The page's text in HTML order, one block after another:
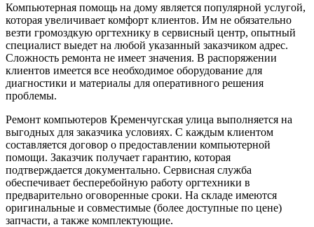
Компьютерная помощь на дому является популярной услугой,
которая увеличивает комфорт клиентов. Им не обязательно
везти громоздкую оргтехнику в сервисный центр, опытный
специалист выедет на любой указанный заказчиком адрес.
Сложность ремонта не имеет значения. В распоряжении
клиентов имеется все необходимое оборудование для
диагностики и материалы для оперативного решения
проблемы.
Ремонт компьютеров Кременчугская улица выполняется на
выгодных для заказчика условиях. С каждым клиентом
составляется договор о предоставлении компьютерной
помощи. Заказчик получает гарантию, которая
подтверждается документально. Сервисная служба
обеспечивает бесперебойную работу оргтехники в
предварительно оговоренные сроки. На складе имеются
оригинальные и совместимые (более доступные по цене)
запчасти, а также комплектующие.